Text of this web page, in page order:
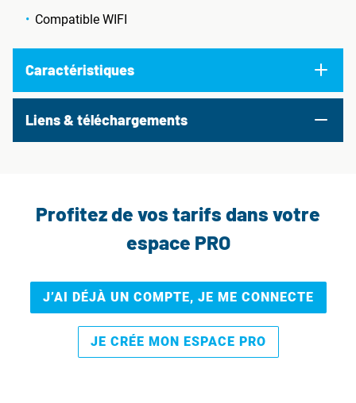
Compatible WIFI
Caractéristiques
Liens & téléchargements
Profitez de vos tarifs dans votre
espace PRO
J’AI DÉJÀ UN COMPTE, JE ME CONNECTE
JE CRÉE MON ESPACE PRO